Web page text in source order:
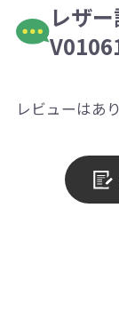
レザ
レビューはあ